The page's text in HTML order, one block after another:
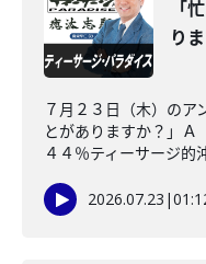
「
り
７月２３日（木）のア
とがありますか？」Ａ
４４％ティーサージ的
2026.07.23 |